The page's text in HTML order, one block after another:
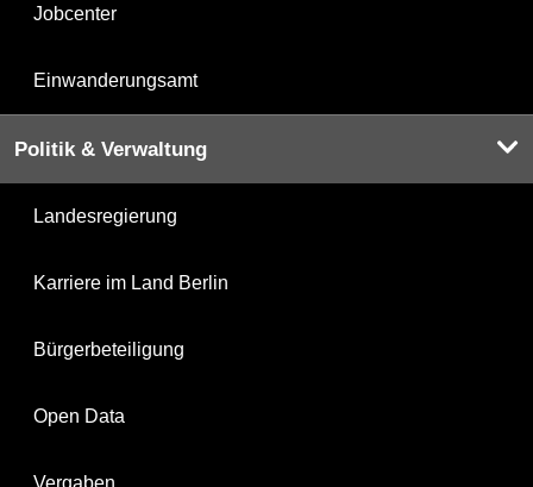
Jobcenter
Einwanderungsamt
Politik & Verwaltung
Landesregierung
Karriere im Land Berlin
Bürgerbeteiligung
Open Data
Vergaben